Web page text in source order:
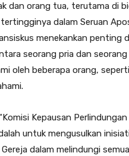
dan orang tua, terutama di
dalam Seruan
menekankan penting
seorang pria dan
oleh beberapa orang,
Kepausan
untuk mengusulkan
dalam melindungi